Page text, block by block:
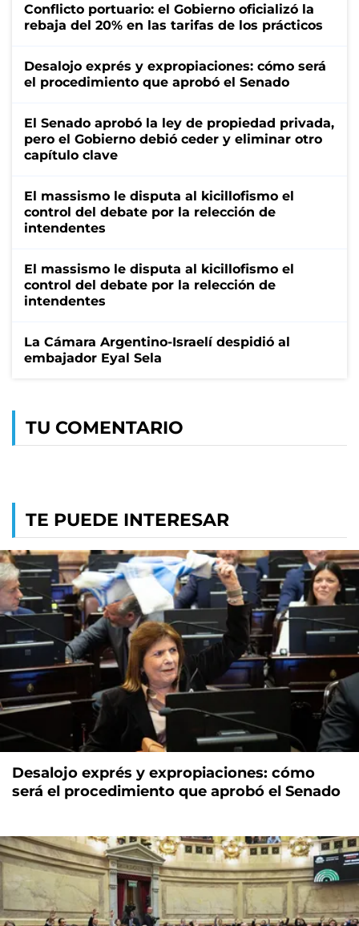
Conflicto portuario: el Gobierno oficializó la
rebaja del 20% en las tarifas de los prácticos
Desalojo exprés y expropiaciones: cómo será
el procedimiento que aprobó el Senado
El Senado aprobó la ley de propiedad privada,
pero el Gobierno debió ceder y eliminar otro
capítulo clave
El massismo le disputa al kicillofismo el
control del debate por la relección de
intendentes
El massismo le disputa al kicillofismo el
control del debate por la relección de
intendentes
La Cámara Argentino-Israelí despidió al
embajador Eyal Sela
TU COMENTARIO
TE PUEDE INTERESAR
Desalojo exprés y expropiaciones: cómo
será el procedimiento que aprobó el Senado